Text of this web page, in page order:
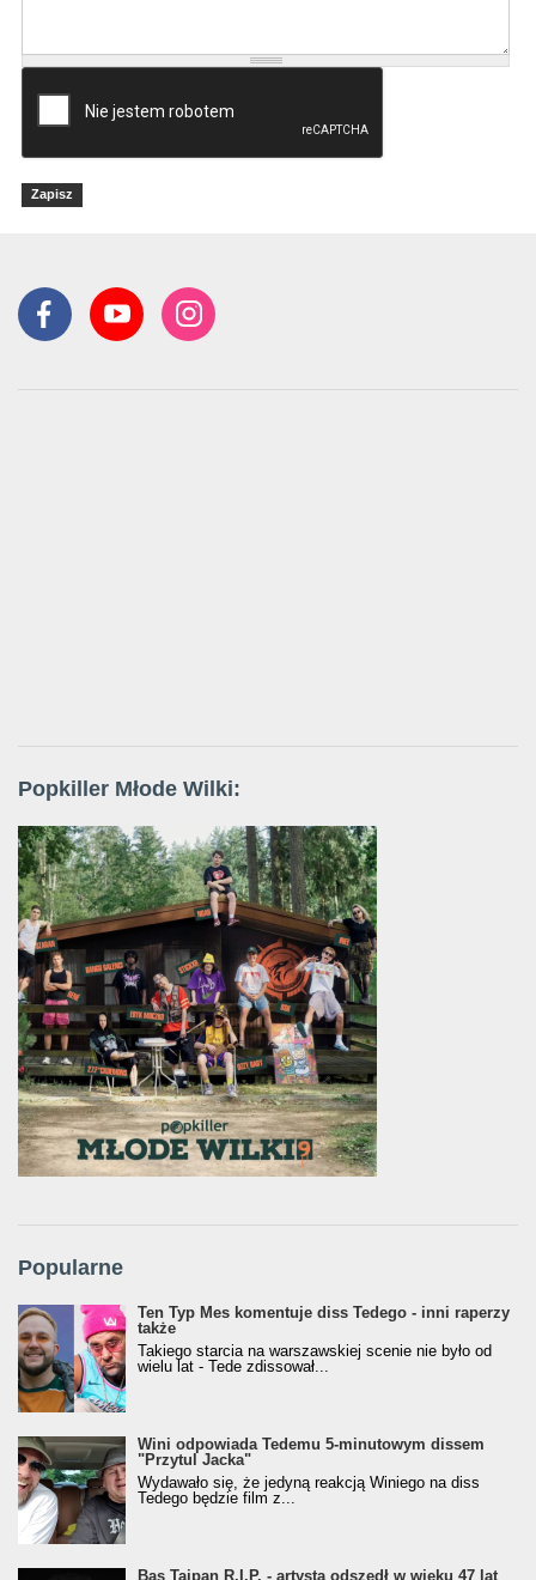
Popkiller Młode Wilki:
Popularne
Ten Typ Mes komentuje diss Tedego - inni raperzy
także
Takiego starcia na warszawskiej scenie nie było od
wielu lat - Tede zdissował...
Wini odpowiada Tedemu 5-minutowym dissem
"Przytul Jacka"
Wydawało się, że jedyną reakcją Winiego na diss
Tedego będzie film z...
Bas Tajpan R.I.P. - artysta odszedł w wieku 47 lat